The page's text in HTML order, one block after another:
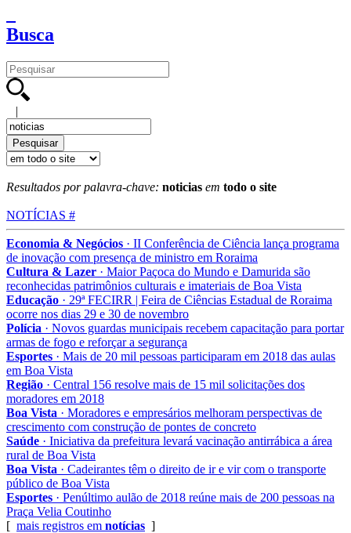
Busca
|
Resultados por palavra-chave: noticias em todo o site
NOTÍCIAS #
Economia & Negócios · II Conferência de Ciência lança programa
de inovação com presença de ministro em Roraima
Cultura & Lazer · Maior Paçoca do Mundo e Damurida são
reconhecidas patrimônios culturais e imateriais de Boa Vista
Educação · 29ª FECIRR | Feira de Ciências Estadual de Roraima
ocorre nos dias 29 e 30 de novembro
Polícia · Novos guardas municipais recebem capacitação para portar
armas de fogo e reforçar a segurança
Esportes · Mais de 20 mil pessoas participaram em 2018 das aulas
em Boa Vista
Região · Central 156 resolve mais de 15 mil solicitações dos
moradores em 2018
Boa Vista · Moradores e empresários melhoram perspectivas de
crescimento com construção de pontes de concreto
Saúde · Iniciativa da prefeitura levará vacinação antirrábica a área
rural de Boa Vista
Boa Vista · Cadeirantes têm o direito de ir e vir com o transporte
público de Boa Vista
Esportes · Penúltimo aulão de 2018 reúne mais de 200 pessoas na
Praça Velia Coutinho
[ mais registros em notícias ]